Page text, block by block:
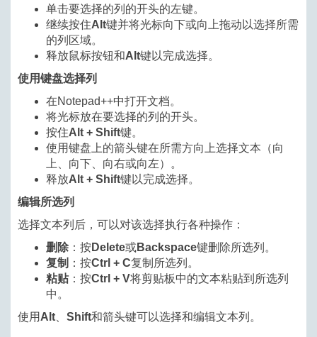
单击要选择的列的开头的左键。
继续按住Alt键并将光标向下或向上拖动以选择所需
的列区域。
释放鼠标按钮和Alt键以完成选择。
使用键盘选择列
在Notepad++中打开文档。
将光标放在要选择的列的开头。
按住Alt + Shift键。
使用键盘上的箭头键在所需方向上选择文本（向
上、向下、向右或向左）。
释放Alt + Shift键以完成选择。
编辑所选列
选择文本列后，可以对该选择执行各种操作：
删除 ：按Delete或Backspace键删除所选列。
复制 ：按Ctrl + C复制所选列。
粘贴：按Ctrl + V将剪贴板中的文本粘贴到所选列
中。
使用 Alt Shift和箭头键可以选择和编辑文本列。